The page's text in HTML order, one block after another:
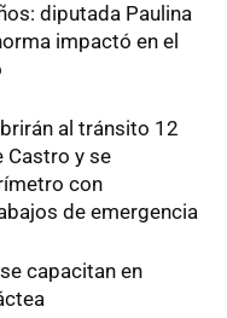
diputada Paulina
impactó en el
al tránsito 12
Castro y se
con
de emergencia
capacitan en